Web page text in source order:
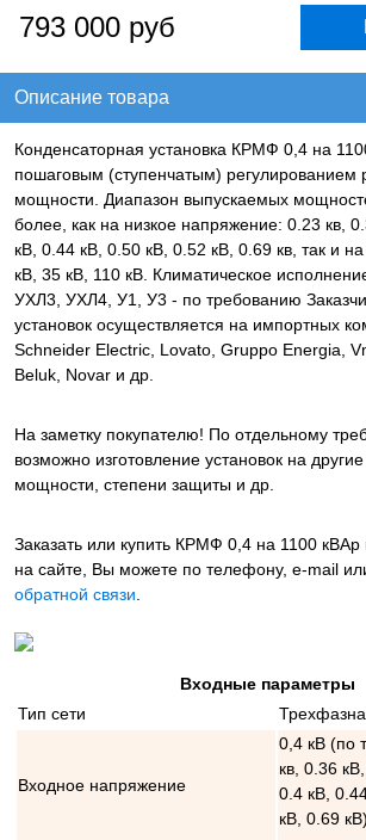
793 000 руб
Описание товара
Конденсаторная установка КРМФ 0,4 на
пошаговым (ступенчатым) регулированием
мощности. Диапазон выпускаемых
более, как на низкое напряжение: 0.23 кв,
кВ, 0.44 кВ, 0.50 кВ, 0.52 кВ, 0.69 кв, так и
кВ, 35 кВ, 110 кВ. Климатическое
УХЛ3, УХЛ4, У1, У3 - по требованию
установок осуществляется на импортных
Schneider Electric, Lovato, Gruppo Energia,
Beluk, Novar и др.
На заметку покупателю! По отдельному
возможно изготовление установок на
мощности, степени защиты и др.
Заказать или купить КРМФ 0,4 на 1100 кВАр
на сайте, Вы можете по телефону, e-mail
обратной связи.
Входные параметры
Тип сети
Входное напряжение
0,4 кВ (по
кв, 0.36
0.4 кВ,
кВ, 0.69 кВ)